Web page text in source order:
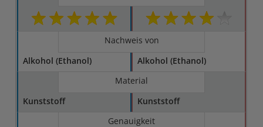
Nachweis von
Alkohol (Ethanol)
Alkohol (Ethanol)
Material
Kunststoff
Kunststoff
Genauigkeit